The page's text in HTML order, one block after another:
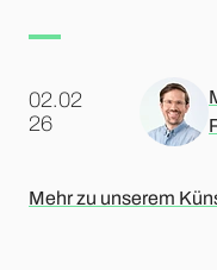
02.02
.26
Mehr zu unserem